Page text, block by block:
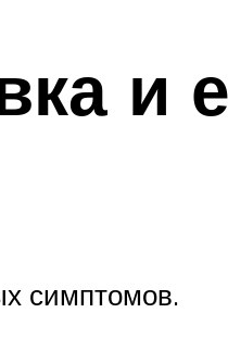
и
симптомов.